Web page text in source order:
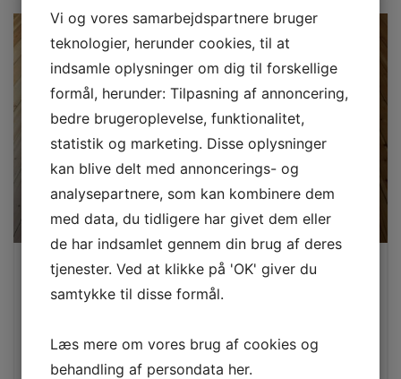
Naturlig mat lak
Afslibning af 40 m2
Inkl. 2 dørtrin
Bortskaffelse af affald
Vi og vores samarbejdspartnere bruger
teknologier, herunder cookies, til at
indsamle oplysninger om dig til forskellige
formål, herunder: Tilpasning af annoncering,
bedre brugeroplevelse, funktionalitet,
statistik og marketing. Disse oplysninger
kan blive delt med annoncerings- og
analysepartnere, som kan kombinere dem
med data, du tidligere har givet dem eller
de har indsamlet gennem din brug af deres
tjenester. Ved at klikke på 'OK' giver du
samtykke til disse formål.
Læs mere om vores brug af cookies og
behandling af persondata her.